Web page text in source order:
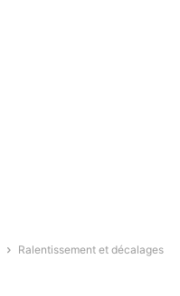
Ralentissement et décalages